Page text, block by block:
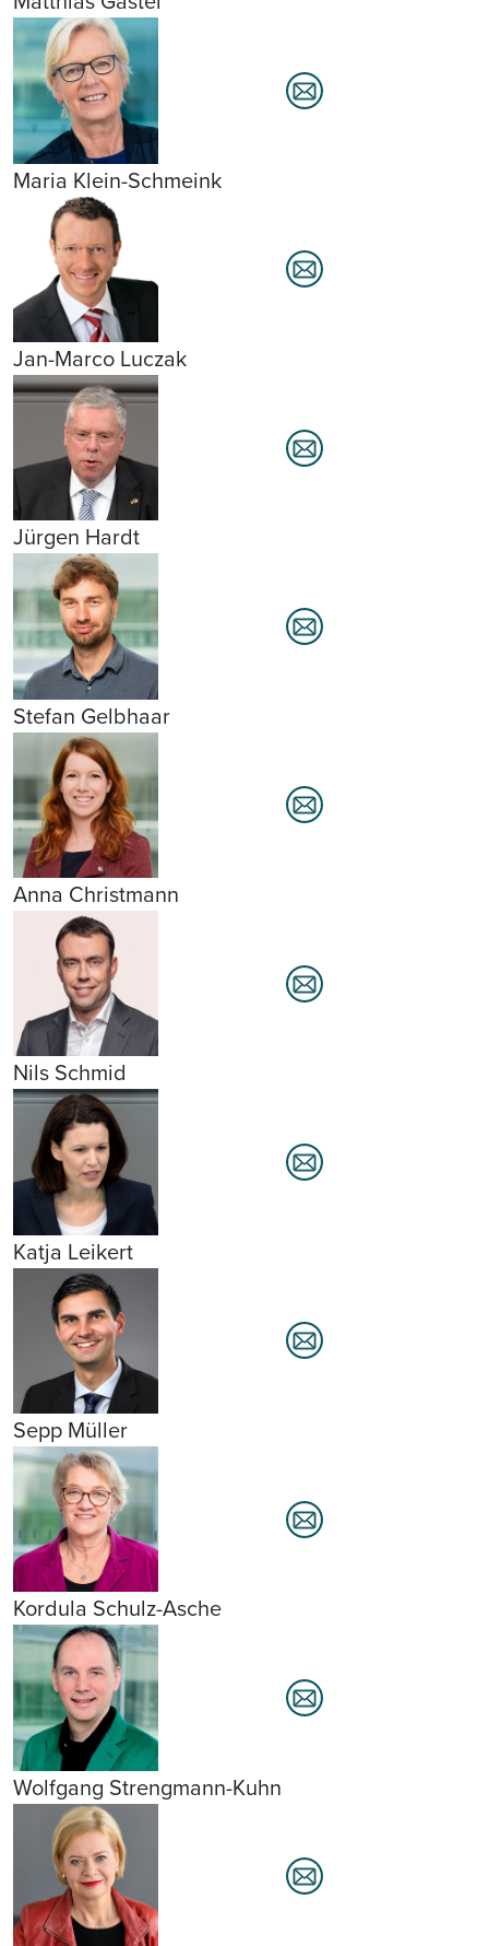
Maria Klein-Schmeink
Jan-Marco Luczak
Jürgen Hardt
Stefan Gelbhaar
Anna Christmann
Nils Schmid
Katja Leikert
Sepp Müller
Kordula Schulz-Asche
Wolfgang Strengmann-Kuhn